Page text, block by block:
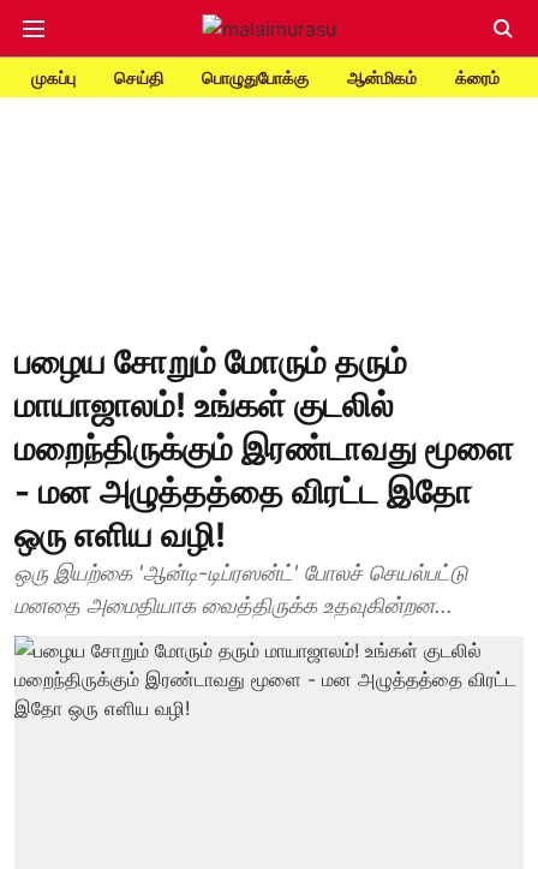
முகப்பு செய்தி பொழுதுபோக்கு ஆன்மிகம் க்ரைம்
பழைய சோறும் மோரும் தரும்
மாயாஜாலம்! உங்கள் குடலில்
மறைந்திருக்கும் இரண்டாவது மூளை
- மன அழுத்தத்தை விரட்ட இதோ
ஒரு எளிய வழி!
ஒரு இயற்கை 'ஆன்டி-டிப்ரஸன்ட்' போலச் செயல்பட்டு
மனதை அமைதியாக வைத்திருக்க உதவுகின்றன...